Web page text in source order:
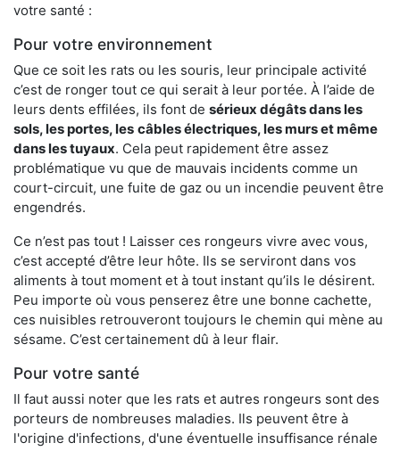
votre santé :
Pour votre environnement
Que ce soit les rats ou les souris, leur principale activité
c’est de ronger tout ce qui serait à leur portée. À l’aide de
leurs dents effilées, ils font de sérieux dégâts dans les
sols, les portes, les câbles électriques, les murs et même
dans les tuyaux. Cela peut rapidement être assez
problématique vu que de mauvais incidents comme un
court-circuit, une fuite de gaz ou un incendie peuvent être
engendrés.
Ce n’est pas tout ! Laisser ces rongeurs vivre avec vous,
c’est accepté d’être leur hôte. Ils se serviront dans vos
aliments à tout moment et à tout instant qu’ils le désirent.
Peu importe où vous penserez être une bonne cachette,
ces nuisibles retrouveront toujours le chemin qui mène au
sésame. C’est certainement dû à leur flair.
Pour votre santé
Il faut aussi noter que les rats et autres rongeurs sont des
porteurs de nombreuses maladies. Ils peuvent être à
l'origine d'infections, d'une éventuelle insuffisance rénale